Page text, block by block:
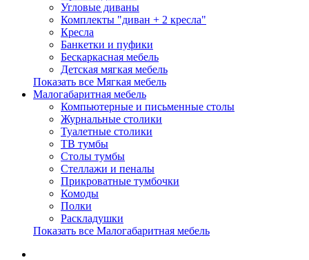
Угловые диваны
Комплекты "диван + 2 кресла"
Кресла
Банкетки и пуфики
Бескаркасная мебель
Детская мягкая мебель
Показать все Мягкая мебель
Малогабаритная мебель
Компьютерные и письменные столы
Журнальные столики
Туалетные столики
ТВ тумбы
Столы тумбы
Стеллажи и пеналы
Прикроватные тумбочки
Комоды
Полки
Раскладушки
Показать все Малогабаритная мебель